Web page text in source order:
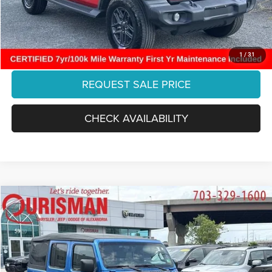
1 / 31
Final Price:
$29,941
CLICK TO CALL
REQUEST SALE PRICE
CHECK AVAILABILITY
2022 Jeep Wrangler UnlimitedRubicon 4x4
Special Offer
Ourisman Chrysler Jeep Dodge of Alexandria
VIN:1C4HJXFG8NW208953Stock: 2632098AModel:JLJS74
$35,373
FINAL PRICE:
Less
Retail:
$39,874
Compare Vehicle